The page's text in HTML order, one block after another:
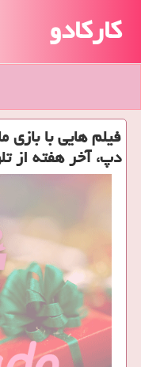
کارکادو
فیلم هایی با بازی
دپ، آخر هفته از